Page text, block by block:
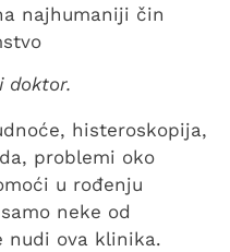
najhumaniji čin
doktor.
histeroskopija,
problemi oko
u rođenju
neke od
nudi ova klinika.